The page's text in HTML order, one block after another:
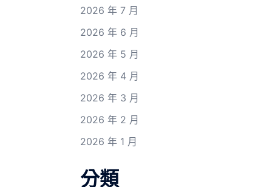
2026 年 7 月
2026 年 6 月
2026 年 5 月
2026 年 4 月
2026 年 3 月
2026 年 2 月
2026 年 1 月
分類